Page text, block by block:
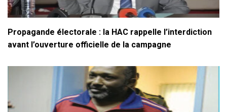
Propagande électorale : la HAC rappelle l’interdiction
avant l’ouverture officielle de la campagne